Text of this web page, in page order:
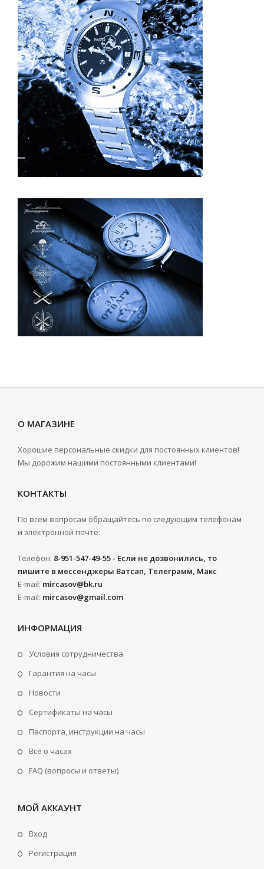
О МАГАЗИНЕ
Хорошие персональные скидки для постоянных клиентов!
Мы дорожим нашими постоянными клиентами!
КОНТАКТЫ
По всем вопросам обращайтесь по следующим телефонам
и электронной почте:
Телефон: 8-951-547-49-55 - Если не дозвонились, то
пишите в мессенджеры Ватсап, Телеграмм, Макс
E-mail: mircasov@bk.ru
E-mail: mircasov@gmail.com
ИНФОРМАЦИЯ
Условия сотрудничества
Гарантия на часы
Новости
Сертификаты на часы
Паспорта, инструкции на часы
Всё о часах
FAQ (вопросы и ответы)
МОЙ АККАУНТ
Вход
Регистрация